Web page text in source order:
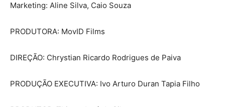
Marketing: Aline Silva, Caio Souza
PRODUTORA: MovID Films
DIREÇÃO: Chrystian Ricardo Rodrigues de Paiva
PRODUÇÃO EXECUTIVA: Ivo Arturo Duran Tapia Filho